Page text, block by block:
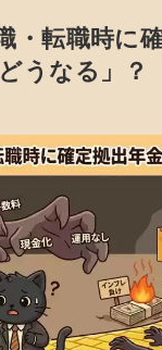
・転職時に
うなる」？